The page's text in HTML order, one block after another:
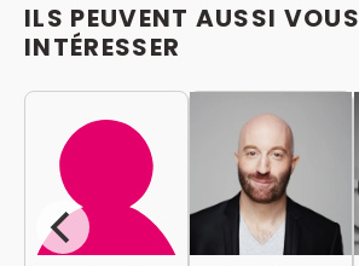
ILS PEUVENT AUSSI VOUS
INTÉRESSER